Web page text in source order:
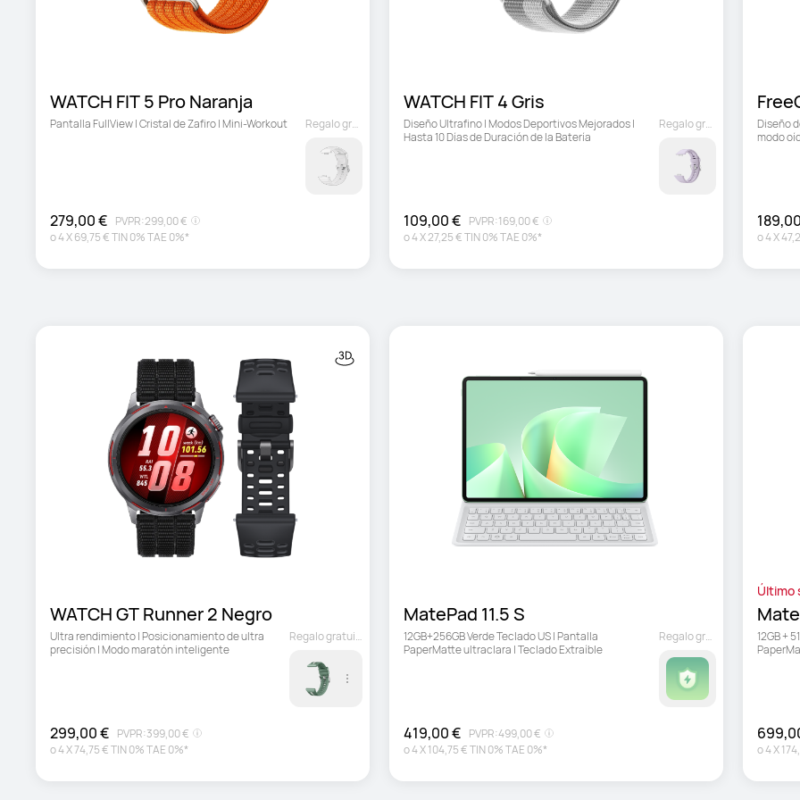
WATCH FIT 5 Pro Naranja
Pantalla FullView | Cristal de Zafiro | Mini-Workout
279,00 € PVPR:299,00 €
o4X69,75 €TIN 0% TAE 0%*
Regalo gratuito
WATCH FIT 4 Gris
Diseño Ultrafino | Modos Deportivos Mejorados |
Hasta 10 Días de Duración de la Batería
109,00 € PVPR:169,00 €
o4X27,25 €TIN 0% TAE 0%*
Regalo gratuito
Diseño
modo
o4X
WATCH GT Runner 2 Negro
Ultra rendimiento | Posicionamiento de ultra
precisión | Modo maratón inteligente
299,00 € PVPR:399,00 €
o4X74,75 €TIN 0% TAE 0%*
Regalo gratuito
12GB+256GB Verde Teclado US | Pantalla
PaperMatte ultraclara | Teclado Extraíble
419,00 € PVPR:499,00 €
o4X104,75 €TIN 0% TAE 0%*
Regalo gratuito
Último
12GB +
o4X